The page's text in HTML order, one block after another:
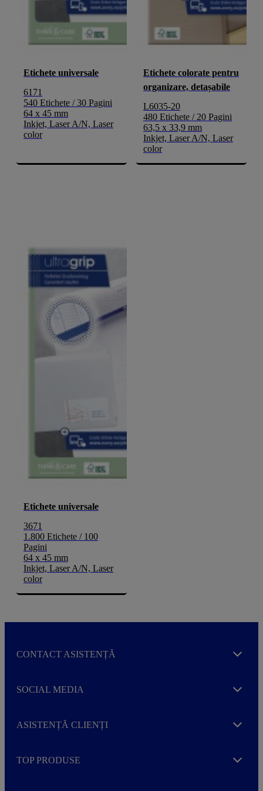
Etichete universale
6171
540 Etichete / 30 Pagini
64 x 45 mm
Inkjet, Laser A/N, Laser
color
Etichete colorate pentru
organizare, detașabile
L6035-20
480 Etichete / 20 Pagini
63,5 x 33,9 mm
Inkjet, Laser A/N, Laser
color
Etichete universale
3671
1.800 Etichete / 100
Pagini
64 x 45 mm
Inkjet, Laser A/N, Laser
color
CONTACT ASISTENȚĂ Expand
SOCIAL MEDIA Expand
ASISTENȚĂ CLIENȚI Expand
TOP PRODUSE Expand